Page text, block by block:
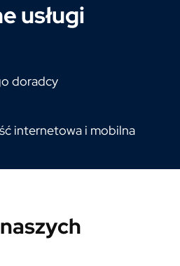
usługi
doradcy
internetowa i mobilna